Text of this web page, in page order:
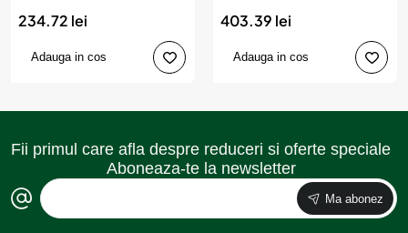
234.72 lei
Adauga in cos
403.39 lei
Adauga in cos
Fii primul care afla despre reduceri si oferte speciale
Aboneaza-te la newsletter
Ma abonez